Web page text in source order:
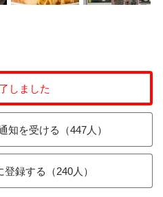
しました
知を受ける（447人）
録する（240人）